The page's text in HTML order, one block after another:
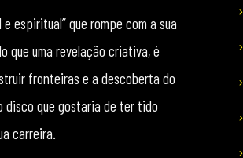
espiritual” que rompe com a sua
que uma revelação criativa, é
fronteiras e a descoberta do
disco que gostaria de ter tido
carreira.